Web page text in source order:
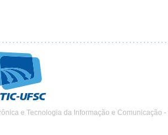
e Tecnologia da Informação e Comunicação -